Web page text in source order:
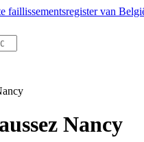
faillissementsregister van
Nancy